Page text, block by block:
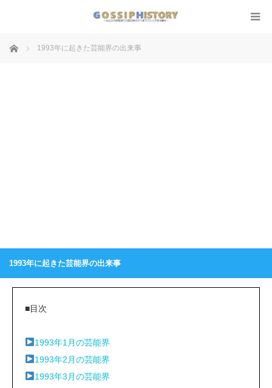
ホーム 1993年に起きた芸能界の出来事
1993年に起きた芸能界の出来事
■目次
1993年1月の芸能界
1993年2月の芸能界
1993年3月の芸能界